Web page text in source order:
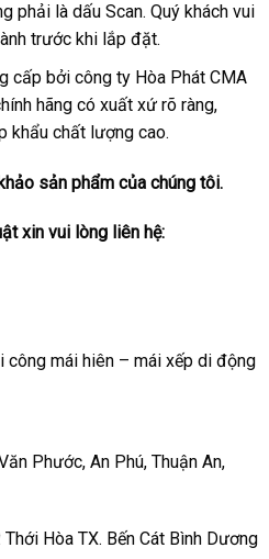
phải là dấu Scan. Quý khách vui
trước khi lắp đặt.
cấp bởi công ty Hòa Phát CMA
hãng có xuất xứ rõ ràng,
khẩu chất lượng cao.
sản phẩm của chúng tôi.
xin vui lòng liên hệ:
mái hiên – mái xếp di động
Phước, An Phú, Thuận An,
Hòa TX. Bến Cát Bình Dương